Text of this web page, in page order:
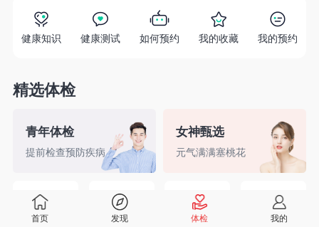
健康知识 健康测试 如何预约 我的收藏 我的预约
精选体检
青年体检
提前检查预防疾病
女神甄选
元气满满塞桃花
精英白领 备孕检查 入职体检 婚前检查
首页 发现 体检 我的